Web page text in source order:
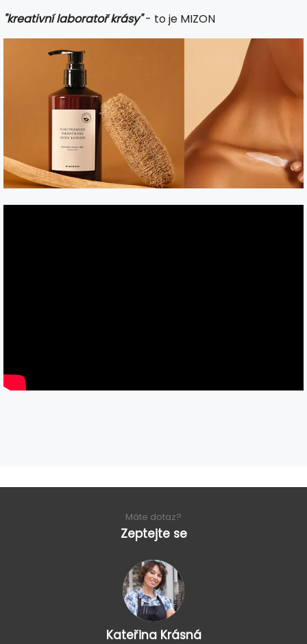
"kreativní laboratoř krásy"- to je MIZON
Máte dotaz?
Zeptejte se
Kateřina Krásná